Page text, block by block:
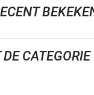
CATEGORIE